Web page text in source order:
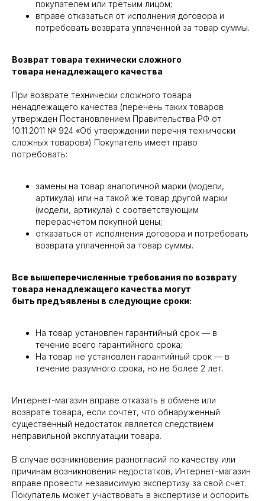
покупателем или третьим лицом;
вправе отказаться от исполнения договора и
потребовать возврата уплаченной за товар суммы.
Возврат товара технически сложного
товара ненадлежащего качества
При возврате технически сложного товара
ненадлежащего качества (перечень таких товаров
утвержден Постановлением Правительства РФ от
10.11.2011 № 924 «Об утверждении перечня технически
сложных товаров») Покупатель имеет право
потребовать:
замены на товар аналогичной марки (модели,
артикула) или на такой же товар другой марки
(модели, артикула) с соответствующим
перерасчетом покупной цены;
отказаться от исполнения договора и потребовать
возврата уплаченной за товар суммы.
Все вышеперечисленные требования по возврату
товара ненадлежащего качества могут
быть предъявлены в следующие сроки:
На товар установлен гарантийный срок — в
течение всего гарантийного срока;
На товар не установлен гарантийный срок — в
течение разумного срока, но не более 2 лет.
Интернет-магазин вправе отказать в обмене или
возврате товара, если сочтет, что обнаруженный
существенный недостаток является следствием
неправильной эксплуатации товара.
В случае возникновения разногласий по качеству или
причинам возникновения недостатков, Интернет-магазин
вправе провести независимую экспертизу за свой счет.
Покупатель может участвовать в экспертизе и оспорить